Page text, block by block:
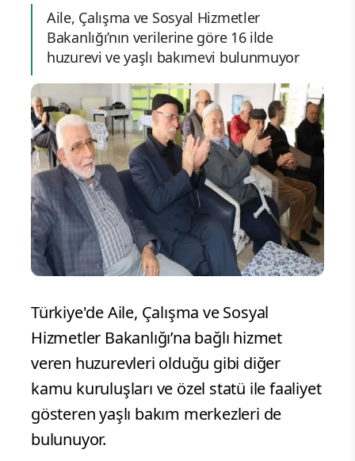
Aile, Çalışma ve Sosyal Hizmetler
Bakanlığı’nın verilerine göre 16 ilde
huzurevi ve yaşlı bakımevi bulunmuyor
Türkiye'de Aile, Çalışma ve Sosyal
Hizmetler Bakanlığı’na bağlı hizmet
veren huzurevleri olduğu gibi diğer
kamu kuruluşları ve özel statü ile faaliyet
gösteren yaşlı bakım merkezleri de
bulunuyor.